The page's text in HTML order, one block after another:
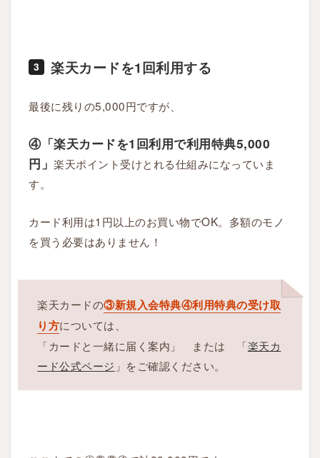
3 楽天カードを1回利用する
最後に残りの5,000円ですが、
④「楽天カードを1回利用で利用特典5,000
円」 楽天ポイント受けとれる仕組みになっていま
す。
カード利用は1円以上のお買い物でOK。多額のモノ
を買う必要はありません！
楽天カードの③新規入会特典④利用特典の受け取
り方については、
「カードと一緒に届く案内」 または 「楽天カ
ード公式ページ 」 をご確認ください。